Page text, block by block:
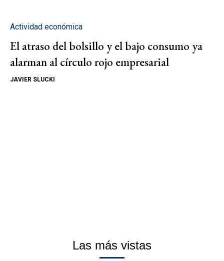
Actividad económica
El atraso del bolsillo y el bajo consumo ya
alarman al círculo rojo empresarial
JAVIER SLUCKI
Las más vistas